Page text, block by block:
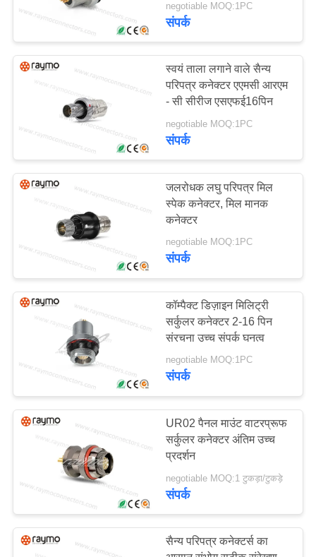
समाचार
एक
अनुरोध
साइटमैप
PRIVACY
POLICY
प्लास्टिक के पुश पुल
कनेक्टर
त्वरित रिलीज विद्युत
कनेक्टर
सैन्य सर्कुलर कनेक्टर
55
हाफ मून कनेक्टर
26
negotiable MOQ:1PC
संपर्क
स्वयं ताला लगाने वाले सैन्य
परिपत्र कनेक्टर एएमसी आरएम
- सी सीरीज एसएफई16पिन
negotiable MOQ:1PC
संपर्क
जलरोधक लघु परिपत्र मिल
स्पेक कनेक्टर, मिल मानक
कनेक्टर
negotiable MOQ:1PC
संपर्क
कॉम्पैक्ट डिज़ाइन मिलिट्री
सर्कुलर कनेक्टर 2-16 पिन
संरचना उच्च संपर्क घनत्व
negotiable MOQ:1PC
संपर्क
UR02 पैनल माउंट वाटरप्रूफ
सर्कुलर कनेक्टर अंतिम उच्च
प्रदर्शन
negotiable MOQ:1 टुकड़ा/टुकड़े
संपर्क
सैन्य परिपत्र कनेक्टर्स का